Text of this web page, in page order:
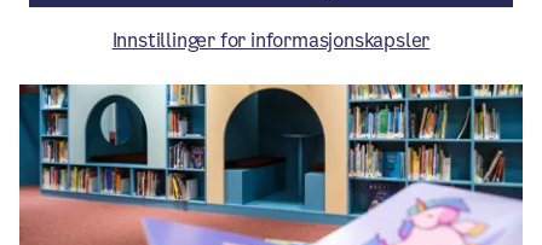
Innstillinger for informasjonskapsler